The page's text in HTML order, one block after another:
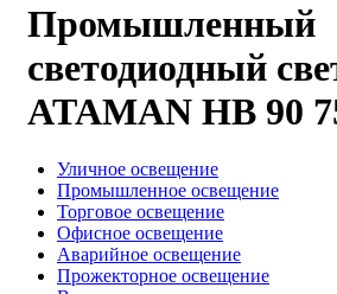
Промышленный
светодиодный
ATAMAN HB 90
Уличное освещение
Промышленное освещение
Торговое освещение
Офисное освещение
Аварийное освещение
Прожекторное освещение